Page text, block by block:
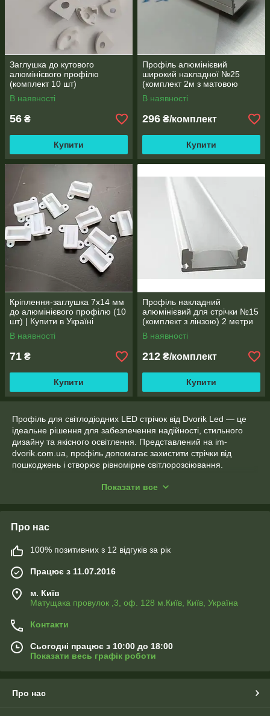
Заглушка до кутового
алюмінієвого профілю
(комплект 10 шт)
В наявності
56 ₴
Купити
Профіль алюмінієвий
широкий накладної №25
(комплект 2м з матовою
лінзою)
В наявності
296 ₴/комплект
Купити
Кріплення-заглушка 7х14 мм
до алюмінієвого профілю (10
шт) | Купити в Україні
В наявності
71 ₴
Купити
Профіль накладний
алюмінієвий для стрічки №15
(комплект з лінзою) 2 метри
В наявності
212 ₴/комплект
Купити
Профіль для світлодіодних LED стрічок від Dvorik Led — це
ідеальне рішення для забезпечення надійності, стильного
дизайну та якісного освітлення. Представлений на im-
dvorik.com.ua, профіль допомагає захистити стрічки від
пошкоджень і створює рівномірне світлорозсіювання.
Сфери застосування:
Меблеве освітлення.
Декор інтер’єру та архітектурне підсвічування.
Комерційне та побутове освітлення.
стильного освітлення!
Показати все
Про нас
100% позитивних з 12 відгуків за рік
Працює з 11.07.2016
м. Київ
Матущака провулок ,3, оф. 128 м.Київ, Київ, Україна
Контакти
Сьогодні працює з 10:00 до 18:00
Показати весь графік роботи
Про нас